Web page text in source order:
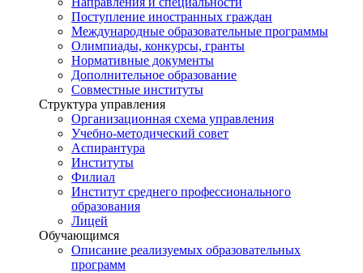
Поступление иностранных граждан
Международные образовательные программы
Олимпиады, конкурсы, гранты
Нормативные документы
Дополнительное образование
Совместные институты
Структура управления
Организационная схема управления
Учебно-методический совет
Аспирантура
Институты
Филиал
Институт среднего профессионального
образования
Лицей
Обучающимся
Описание реализуемых образовательных
программ